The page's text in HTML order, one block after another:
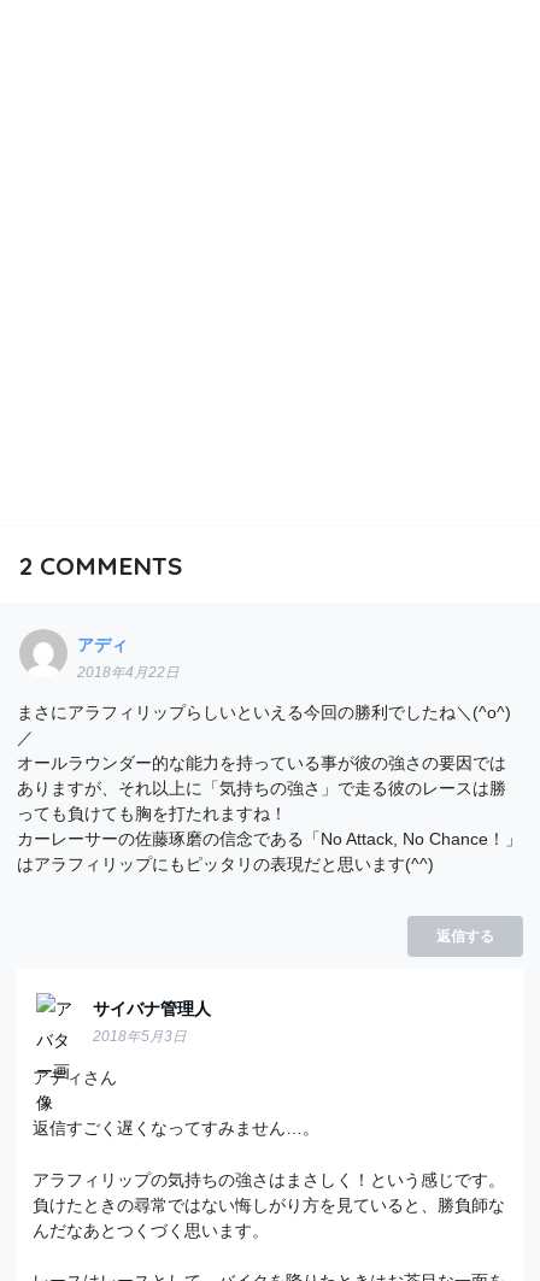
2 COMMENTS
アディ
2018年4月22日
まさにアラフィリップらしいといえる今回の勝利でしたね＼(^o^)
／
オールラウンダー的な能力を持っている事が彼の強さの要因では
ありますが、それ以上に「気持ちの強さ」で走る彼のレースは勝
っても負けても胸を打たれますね！
カーレーサーの佐藤琢磨の信念である「No Attack, No Chance！」
はアラフィリップにもピッタリの表現だと思います(^^)
返信する
サイバナ管理人
2018年5月3日
アディさん
返信すごく遅くなってすみません…。
アラフィリップの気持ちの強さはまさしく！という感じです。
負けたときの尋常ではない悔しがり方を見ていると、勝負師な
んだなあとつくづく思います。